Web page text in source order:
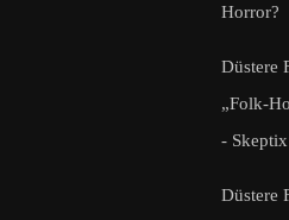
Horror?
Düstere
„Folk-
- Skeptix
Düstere